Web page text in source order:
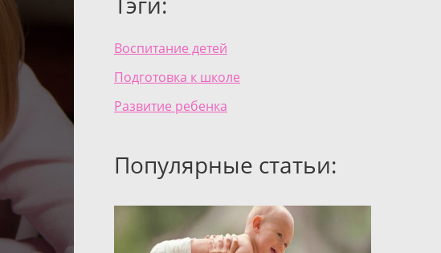
Воспитание детей
Подготовка к школе
Развитие ребенка
Популярные статьи: